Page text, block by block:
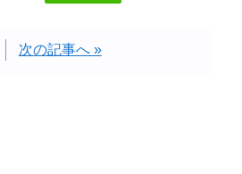
次の記事へ »